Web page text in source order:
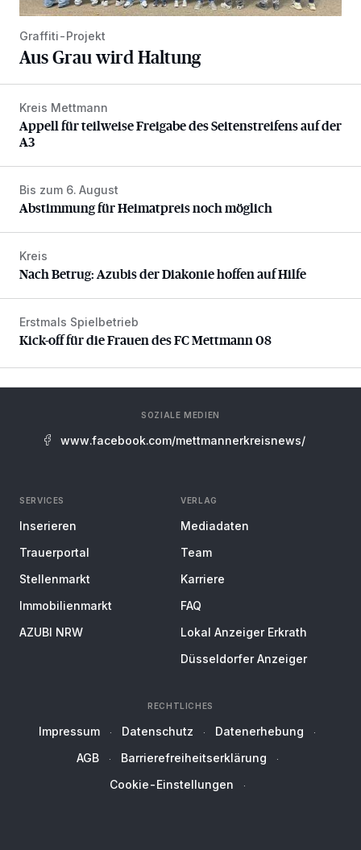
Graffiti-Projekt
Aus Grau wird Haltung
Appell für teilweise Freigabe des Seitenstreifens auf der A3
Kreis Mettmann
Appell für teilweise Freigabe des Seitenstreifens auf der
A3
Abstimmung für Heimatpreis noch möglich
Bis zum 6. August
Abstimmung für Heimatpreis noch möglich
Nach Betrug: Azubis der Diakonie hoffen auf Hilfe
Kreis
Nach Betrug: Azubis der Diakonie hoffen auf Hilfe
Kick-off für die Frauen des FC Mettmann 08
Erstmals Spielbetrieb
Kick-off für die Frauen des FC Mettmann 08
SOZIALE MEDIEN
www.facebook.com/mettmannerkreisnews/
SERVICES
Inserieren
Trauerportal
Stellenmarkt
Immobilienmarkt
AZUBI NRW
VERLAG
Mediadaten
Team
Karriere
FAQ
Lokal Anzeiger Erkrath
Düsseldorfer Anzeiger
RECHTLICHES
Impressum Datenschutz
Datenerhebung
AGB
Barrierefreiheitserklärung
Cookie-Einstellungen